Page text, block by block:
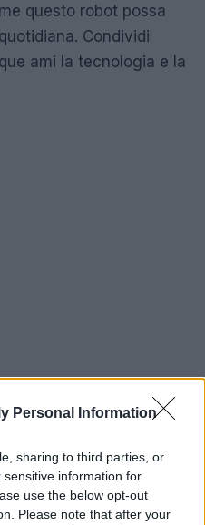
Personal Information
sharing to third parties, or
information for
use the below opt-out
Please note that after your
questo robot possa
Condividi
ami la tecnologia e la